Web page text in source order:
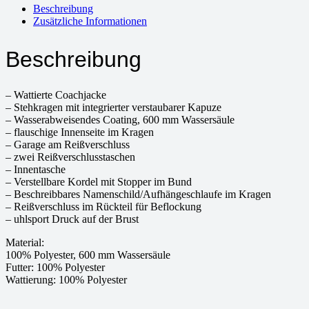
Beschreibung
Zusätzliche Informationen
Beschreibung
– Wattierte Coachjacke
– Stehkragen mit integrierter verstaubarer Kapuze
– Wasserabweisendes Coating, 600 mm Wassersäule
– flauschige Innenseite im Kragen
– Garage am Reißverschluss
– zwei Reißverschlusstaschen
– Innentasche
– Verstellbare Kordel mit Stopper im Bund
– Beschreibbares Namenschild/Aufhängeschlaufe im Kragen
– Reißverschluss im Rückteil für Beflockung
– uhlsport Druck auf der Brust
Material:
100% Polyester, 600 mm Wassersäule
Futter: 100% Polyester
Wattierung: 100% Polyester